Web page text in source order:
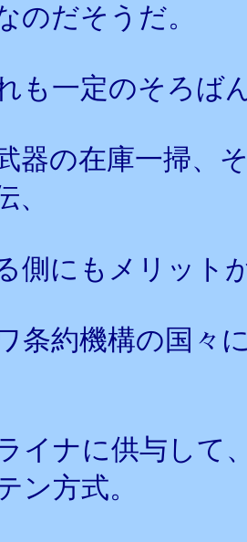
のだそうだ。
も一定のそろば
器の在庫一掃、
、
側にもメリット
条約機構の国々
イナに供与して
ン方式。